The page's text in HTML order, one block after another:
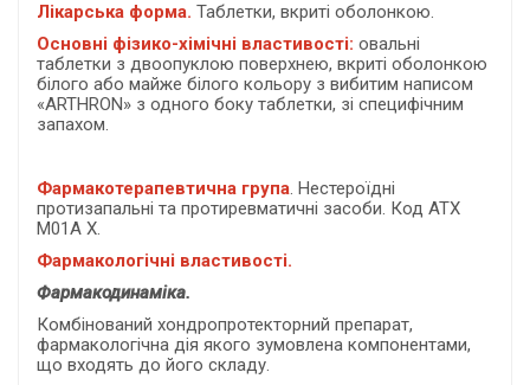
Лікарська форма. Таблетки, вкриті оболонкою.
Основні фізико-хімічні властивості: овальні
таблетки з двоопуклою поверхнею, вкриті оболонкою
білого або майже білого кольору з вибитим написом
«ARTHRON» з одного боку таблетки, зі специфічним
запахом.
Фармакотерапевтична група. Нестероїдні
протизапальні та протиревматичні засоби. Код АТХ
М01А Х.
Фармакологічні властивості.
Фармакодинаміка.
Комбінований хондропротекторний препарат,
фармакологічна дія якого зумовлена компонентами,
що входять до його складу.